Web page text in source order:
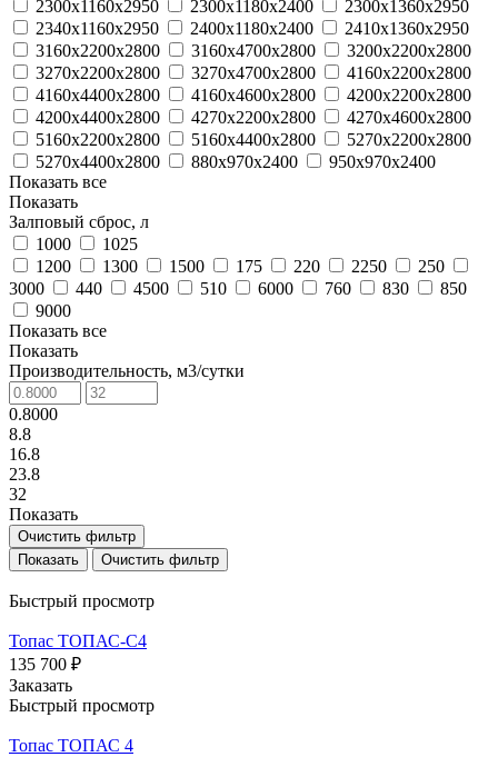
2300х1160х2950 2300х1180х2400
2300х1360х2950
2340х1160х2950
2400х1180х2400
2410х1360х2950
3160х2200х2800
3160х4700х2800
3200х2200х2800
3270х2200х2800
3270х4700х2800
4160х2200х2800
4160х4400х2800
4160х4600х2800
4200х2200х2800
4200х4400х2800
4270х2200х2800
4270х4600х2800
5160х2200х2800
5160х4400х2800
5270х2200х2800
5270х4400х2800
880х970х2400
950х970х2400
Показать все
Показать
Залповый сброс, л
1000
1025
1200
1300 1500 175 220 2250
250
3000
440 4500 510 6000 760 830
850
9000
Показать все
Показать
Производительность, м3/сутки
0.8000
8.8
16.8
23.8
32
Показать
Очистить фильтр
Очистить фильтр
Быстрый просмотр
Топас ТОПАС-С4
135 700 ₽
Заказать
Быстрый просмотр
Топас ТОПАС 4